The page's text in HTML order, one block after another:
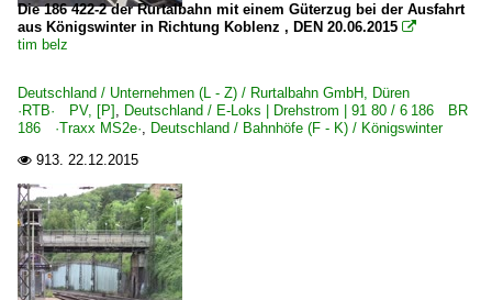
Die 186 422-2 der Rurtalbahn mit einem Güterzug bei der Ausfahrt
aus Königswinter in Richtung Koblenz , DEN 20.06.2015 
tim belz
Deutschland / Unternehmen (L - Z) / Rurtalbahn GmbH, Düren
·RTB· PV, [P] , Deutschland / E-Loks | Drehstrom | 91 80 / 6 186 BR
186 ·Traxx MS2e·, Deutschland / Bahnhöfe (F - K) / Königswinter
 913. 22.12.2015